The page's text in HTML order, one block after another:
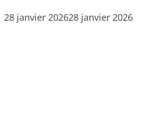
28 janvier 202628 janvier 2026